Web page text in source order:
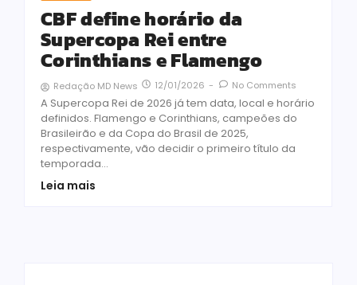
CBF define horário da
Supercopa Rei entre
Corinthians e Flamengo
Redação MD News 12/01/2026 - No Comments
A Supercopa Rei de 2026 já tem data, local e horário
definidos. Flamengo e Corinthians, campeões do
Brasileirão e da Copa do Brasil de 2025,
respectivamente, vão decidir o primeiro título da
temporada...
Leia mais